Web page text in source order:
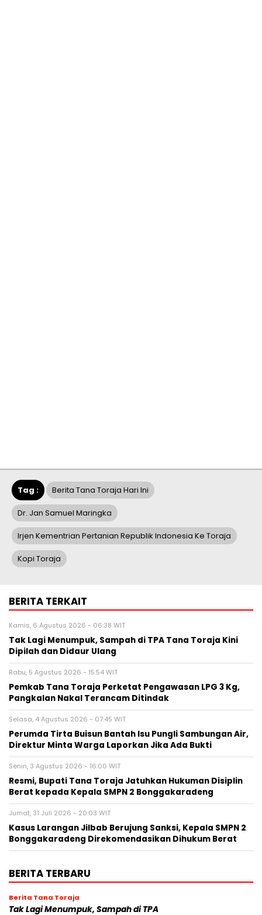
Tag : Berita Tana Toraja Hari Ini
Dr. Jan Samuel Maringka
Irjen Kementrian Pertanian Republik Indonesia Ke Toraja
Kopi Toraja
BERITA TERKAIT
Kamis, 6 Agustus 2026 - 06:38 WIT
Tak Lagi Menumpuk, Sampah di TPA Tana Toraja Kini
Dipilah dan Didaur Ulang
Rabu, 5 Agustus 2026 - 15:54 WIT
Pemkab Tana Toraja Perketat Pengawasan LPG 3 Kg,
Pangkalan Nakal Terancam Ditindak
Selasa, 4 Agustus 2026 - 07:45 WIT
Perumda Tirta Buisun Bantah Isu Pungli Sambungan Air,
Direktur Minta Warga Laporkan Jika Ada Bukti
Senin, 3 Agustus 2026 - 16:00 WIT
Resmi, Bupati Tana Toraja Jatuhkan Hukuman Disiplin
Berat kepada Kepala SMPN 2 Bonggakaradeng
Jumat, 31 Juli 2026 - 20:03 WIT
Kasus Larangan Jilbab Berujung Sanksi, Kepala SMPN 2
Bonggakaradeng Direkomendasikan Dihukum Berat
BERITA TERBARU
Berita Tana Toraja
Tak Lagi Menumpuk, Sampah di TPA